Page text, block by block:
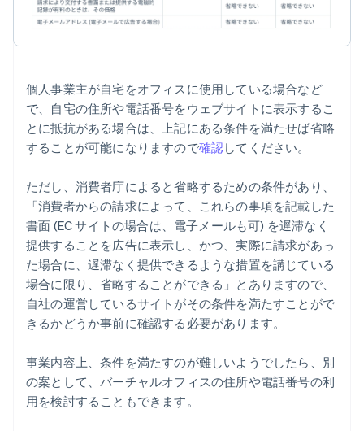
個人事業主が自宅をオフィスに使用している場合など
で、自宅の住所や電話番号をウェブサイトに表示するこ
とに抵抗がある場合は、上記にある条件を満たせば省略
することが可能になりますので確認してください。
ただし、消費者庁によると省略するための条件があり、
「消費者からの請求によって、これらの事項を記載した
書面 (EC サイトの場合は、電子メールも可) を遅滞なく
提供することを広告に表示し、かつ、実際に請求があっ
た場合に、遅滞なく提供できるような措置を講じている
場合に限り、省略することができる」とありますので、
自社の運営しているサイトがその条件を満たすことがで
きるかどうか事前に確認する必要があります。
事業内容上、条件を満たすのが難しいようでしたら、別
の案として、バーチャルオフィスの住所や電話番号の利
用を検討することもできます。